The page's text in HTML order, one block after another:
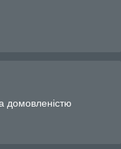
домовленістю